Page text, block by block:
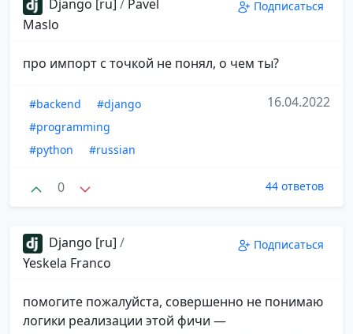
Django [ru] / Pavel
Maslo
Подписаться
про импорт с точкой не понял, о чем ты?
#backend
#django
#programming
#python
#russian
16.04.2022
0 44 ответов
Django [ru] /
Yeskela Franco
Подписаться
помогите пожалуйста, совершенно не понимаю
логики реализации этой фичи —